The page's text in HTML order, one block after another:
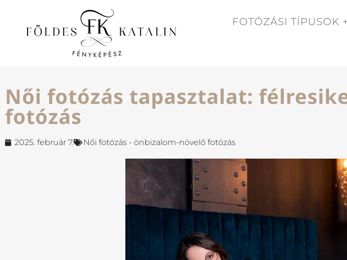
FOTÓZÁSI TÍPUSOK
Női fotózás tapasztalat:
fotózás
2025. február 7. Női fotózás - önbizalom-növelő fotózás